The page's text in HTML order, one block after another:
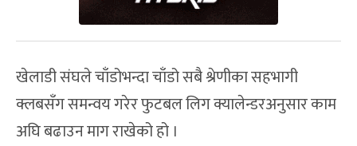
खेलाडी संघले चाँडोभन्दा चाँडो सबै श्रेणीका सहभागी
क्लबसँग समन्वय गरेर फुटबल लिग क्यालेन्डरअनुसार काम
अघि बढाउन माग राखेको हो ।